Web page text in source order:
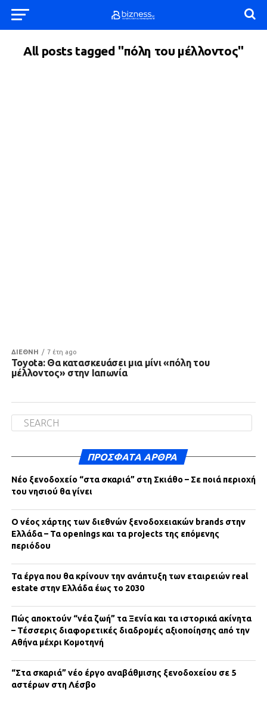
All posts tagged "πόλη του μέλλοντος"
ΔΙΕΘΝΗ 7 έτη ago
Toyota: Θα κατασκευάσει μια μίνι «πόλη του
μέλλοντος» στην Ιαπωνία
ΠΡΌΣΦΑΤΑ ΆΡΘΡΑ
Νέο ξενοδοχείο “στα σκαριά” στη Σκιάθο – Σε ποιά περιοχή
του νησιού θα γίνει
Ο νέος χάρτης των διεθνών ξενοδοχειακών brands στην
Ελλάδα – Τα openings και τα projects της επόμενης
περιόδου
Τα έργα που θα κρίνουν την ανάπτυξη των εταιρειών real
estate στην Ελλάδα έως το 2030
Πώς αποκτούν “νέα ζωή” τα Ξενία και τα ιστορικά ακίνητα
– Τέσσερις διαφορετικές διαδρομές αξιοποίησης από την
Αθήνα μέχρι Κομοτηνή
“Στα σκαριά” νέο έργο αναβάθμισης ξενοδοχείου σε 5
αστέρων στη Λέσβο